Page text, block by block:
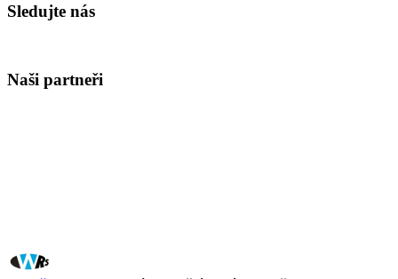
Sledujte nás
Naši partneři